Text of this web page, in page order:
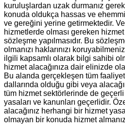
kuruluşlardan uzak durmanız
konuda oldukça hassas ve
ve gereğini yerine getirmektedir.
hizmetlerde olması gereken
sözleşme yapılmasıdır. Bu
olmanızı haklarınızı
ilgili kapsamlı olarak bilgi sahibi
hizmet alacağınıza dair elinizde
Bu alanda gerçekleşen tüm
dallarında olduğu gibi veya
tüm hizmet sektörlerinde de
yasaları ve kanunları geçerlidir.
alacağınız herhangi bir hizmet
olmayan bir konuda hizmet